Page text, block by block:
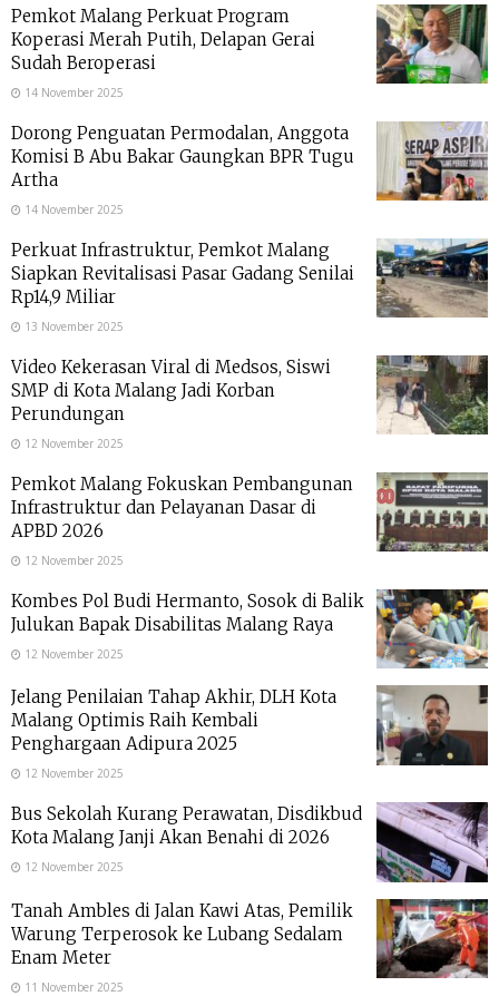
Pemkot Malang Perkuat Program
Koperasi Merah Putih, Delapan Gerai
Sudah Beroperasi
14 November 2025
Dorong Penguatan Permodalan, Anggota
Komisi B Abu Bakar Gaungkan BPR Tugu
Artha
14 November 2025
Perkuat Infrastruktur, Pemkot Malang
Siapkan Revitalisasi Pasar Gadang Senilai
Rp14,9 Miliar
13 November 2025
Video Kekerasan Viral di Medsos, Siswi
SMP di Kota Malang Jadi Korban
Perundungan
12 November 2025
Pemkot Malang Fokuskan Pembangunan
Infrastruktur dan Pelayanan Dasar di
APBD 2026
12 November 2025
Kombes Pol Budi Hermanto, Sosok di Balik
Julukan Bapak Disabilitas Malang Raya
12 November 2025
Jelang Penilaian Tahap Akhir, DLH Kota
Malang Optimis Raih Kembali
Penghargaan Adipura 2025
12 November 2025
Bus Sekolah Kurang Perawatan, Disdikbud
Kota Malang Janji Akan Benahi di 2026
12 November 2025
Tanah Ambles di Jalan Kawi Atas, Pemilik
Warung Terperosok ke Lubang Sedalam
Enam Meter
11 November 2025